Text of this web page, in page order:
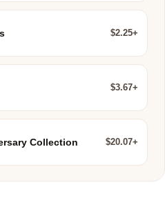
$2.25+
$3.67+
Collection $20.07+